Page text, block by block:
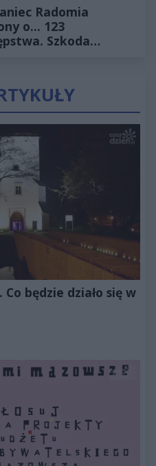
Radomia
o... 123
Szkoda
będzie działo się w